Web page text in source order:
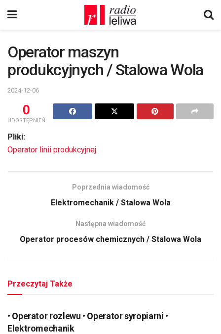
Operator maszyn
produkcyjnych / Stalowa Wola
2024-12-06
0
UDOSTĘPNIEŃ
Pliki:
Operator linii produkcyjnej
Poprzednia wiadomość
Elektromechanik / Stalowa Wola
Następna wiadomość
Operator procesów chemicznych / Stalowa Wola
Przeczytaj Także
• Operator rozlewu • Operator syropiarni •
Elektromechanik